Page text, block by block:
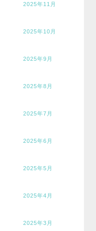
2025年11月
2025年10月
2025年9月
2025年8月
2025年7月
2025年6月
2025年5月
2025年4月
2025年3月